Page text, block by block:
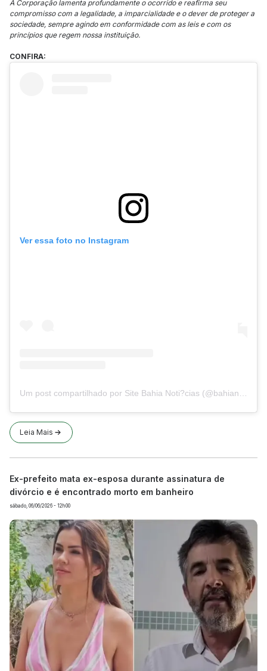
A Corporação lamenta profundamente o ocorrido e reafirma seu
compromisso com a legalidade, a imparcialidade e o dever de proteger a
sociedade, sempre agindo em conformidade com as leis e com os
princípios que regem nossa instituição.
CONFIRA:
Ver essa foto no Instagram
Um post compartilhado por Site Bahia Noti?cias (@bahianoticias)
Leia Mais
Ex-prefeito mata ex-esposa durante assinatura de
divórcio e é encontrado morto em banheiro
sábado, 06/06/2026 - 12h00